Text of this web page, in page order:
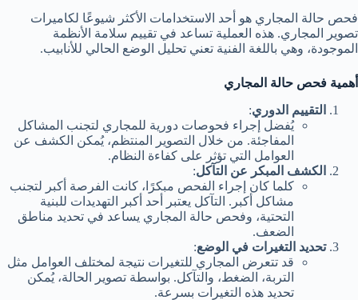
فحص حالة المجاري هو أحد الاستخدامات الأكثر شيوعًا لكاميرات
تصوير المجاري. هذه العملية تساعد في تقييم سلامة الأنظمة
الموجودة، وهي باللغة الفنية تعني تحليل الوضع الحالي للأنابيب.
أهمية فحص حالة المجاري
التقييم الدوري:
يُفضل إجراء فحوصات دورية للمجاري لتجنب المشاكل
المفاجئة. من خلال التصوير المنتظم، يُمكن الكشف عن
العوامل التي تؤثر على كفاءة النظام.
الكشف المبكر عن التآكل:
كلما كان إجراء الفحص مبكرًا، كانت الفرصة أكبر لتجنب
مشاكل أكبر. التآكل يعتبر أحد أكبر التهديدات للبنية
التحتية، وفحص حالة المجاري يساعد في تحديد مناطق
الضعف.
تحديد التغيرات في الوضع:
قد تتعرض المجاري للتغيرات نتيجة لمختلف العوامل مثل
التربة، الضغط، والتآكل. بواسطة تصوير الحالة، يُمكن
تحديد هذه التغيرات بسرعة.